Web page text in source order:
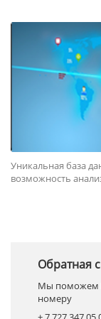
Уникальная база
возможность
Обратная
Мы поможем
номеру